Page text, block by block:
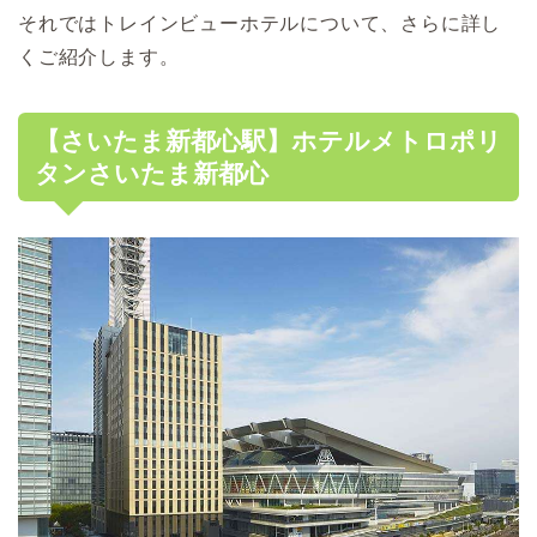
それではトレインビューホテルについて、さらに詳し
くご紹介します。
【さいたま新都心駅】ホテルメトロポリ
タンさいたま新都心